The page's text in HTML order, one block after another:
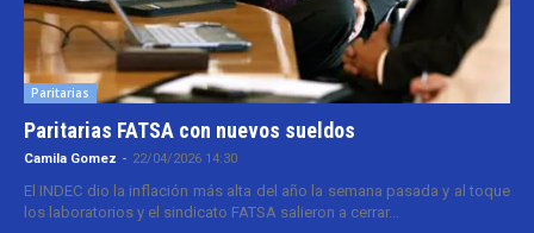
Paritarias
Paritarias FATSA con nuevos sueldos
Camila Gomez - 22/04/2026 14:30
El INDEC dio la inflación más alta del año la semana pasada y al toque
los laboratorios y el sindicato FATSA salieron a cerrar...